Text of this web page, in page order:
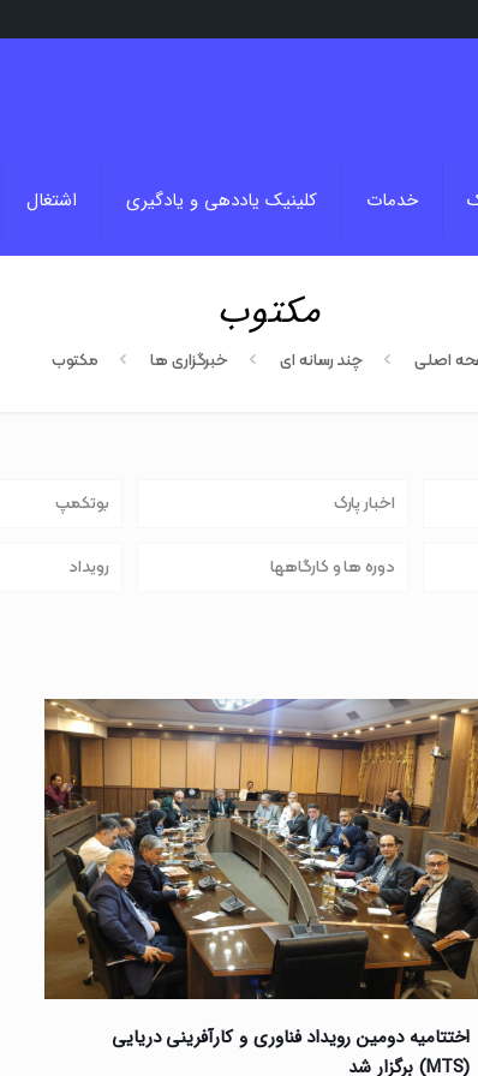
خدمات کلینیک یاددهی و یادگیری اشتغال
مکتوب
اصلی چند رسانه ای خبرگزاری ها مکتوب
اخبار پارک بوتکمپ
دوره ها و کارگاهها رویداد
اختتامیه دومین رویداد فناوری و کارآفرینی دریایی
(MTS) برگزار شد